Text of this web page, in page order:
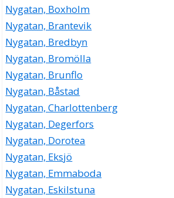
Nygatan, Boxholm
Nygatan, Brantevik
Nygatan, Bredbyn
Nygatan, Bromölla
Nygatan, Brunflo
Nygatan, Båstad
Nygatan, Charlottenberg
Nygatan, Degerfors
Nygatan, Dorotea
Nygatan, Eksjö
Nygatan, Emmaboda
Nygatan, Eskilstuna